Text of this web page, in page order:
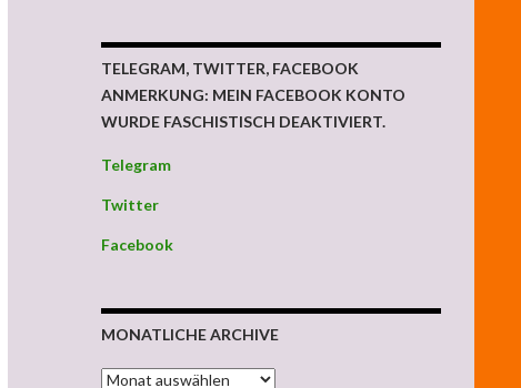
TELEGRAM, TWITTER, FACEBOOK
ANMERKUNG: MEIN FACEBOOK KONTO
WURDE FASCHISTISCH DEAKTIVIERT.
Telegram
Twitter
Facebook
MONATLICHE ARCHIVE
MONATLICHE ARCHIVE